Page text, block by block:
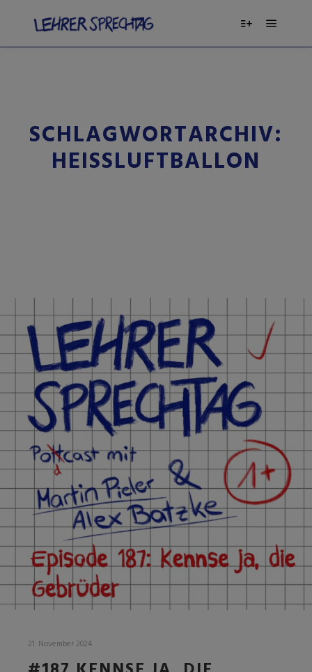
SCHLAGWORTARCHIV:
HEISSLUFTBALLON
21. November 2024